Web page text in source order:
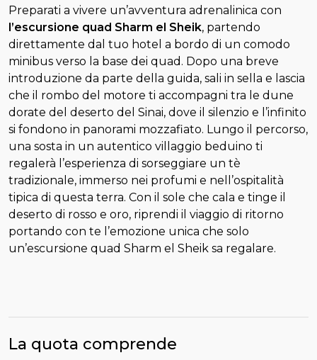
Preparati a vivere un’avventura adrenalinica con
l’escursione quad Sharm el Sheik, partendo
direttamente dal tuo hotel a bordo di un comodo
minibus verso la base dei quad. Dopo una breve
introduzione da parte della guida, sali in sella e lascia
che il rombo del motore ti accompagni tra le dune
dorate del deserto del Sinai, dove il silenzio e l’infinito
si fondono in panorami mozzafiato. Lungo il percorso,
una sosta in un autentico villaggio beduino ti
regalerà l’esperienza di sorseggiare un tè
tradizionale, immerso nei profumi e nell’ospitalità
tipica di questa terra. Con il sole che cala e tinge il
deserto di rosso e oro, riprendi il viaggio di ritorno
portando con te l’emozione unica che solo
un’escursione quad Sharm el Sheik sa regalare.
La quota comprende